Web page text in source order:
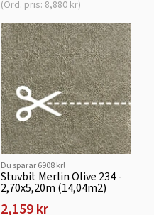
(Ord. pris: 8,880 kr)
Du sparar 6908 kr!
Stuvbit Merlin Olive 234 -
2,70x5,20m (14,04m2)
2,159 kr